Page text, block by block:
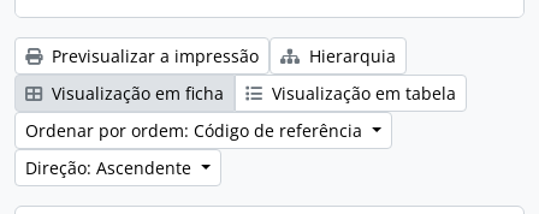
Previsualizar a impressão
Hierarquia
Visualização em ficha
Visualização em tabela
Ordenar por ordem: Código de referência
Direção: Ascendente